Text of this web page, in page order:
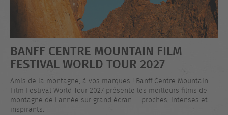
BANFF CENTRE MOUNTAIN FILM
FESTIVAL WORLD TOUR 2027
Amis de la montagne, à vos marques ! Banff Centre Mountain
Film Festival World Tour 2027 présente les meilleurs films de
montagne de l’année sur grand écran — proches, intenses et
inspirants.